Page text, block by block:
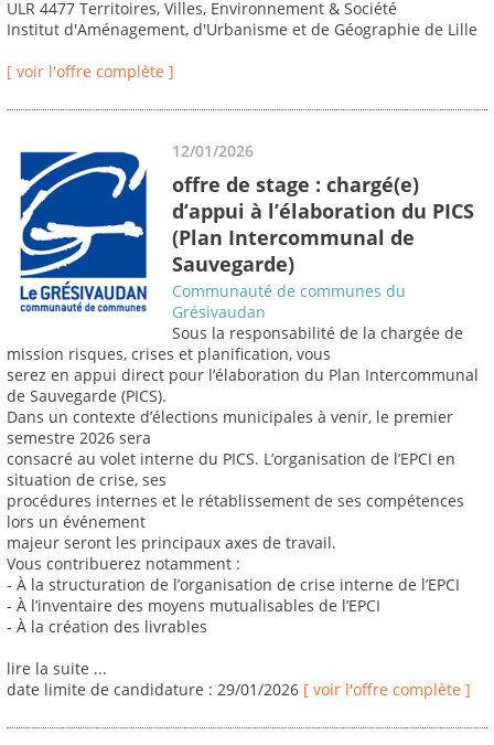
ULR 4477 Territoires, Villes, Environnement & Société
Institut d'Aménagement, d'Urbanisme et de Géographie de Lille
[ voir l'offre complète ]
12/01/2026
offre de stage : chargé(e)
d’appui à l’élaboration du PICS
(Plan Intercommunal de
Sauvegarde)
Communauté de communes du
Grésivaudan
Sous la responsabilité de la chargée de
mission risques, crises et planification, vous
serez en appui direct pour l’élaboration du Plan Intercommunal
de Sauvegarde (PICS).
Dans un contexte d’élections municipales à venir, le premier
semestre 2026 sera
consacré au volet interne du PICS. L’organisation de l’EPCI en
situation de crise, ses
procédures internes et le rétablissement de ses compétences
lors un événement
majeur seront les principaux axes de travail.
Vous contribuerez notamment :
- À la structuration de l’organisation de crise interne de l’EPCI
- À l’inventaire des moyens mutualisables de l’EPCI
- À la création des livrables
lire la suite ...
date limite de candidature : 29/01/2026 [ voir l'offre complète ]